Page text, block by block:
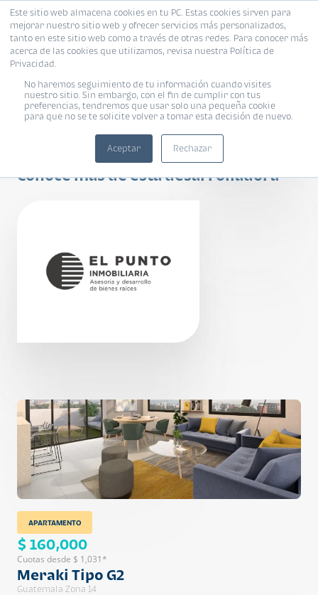
Este sitio web almacena cookies en tu PC. Estas cookies sirven para
mejorar nuestro sitio web y ofrecer servicios más personalizados,
tanto en este sitio web como a través de otras redes. Para conocer más
acerca de las cookies que utilizamos, revisa nuestra Política de
Privacidad.
No haremos seguimiento de tu información cuando visites
nuestro sitio. Sin embargo, con el fin de cumplir con tus
preferencias, tendremos que usar solo una pequeña cookie
para que no se te solicite volver a tomar esta decisión de nuevo.
Aceptar Rechazar
Conoce más de esta desarrolladora
APARTAMENTO
$ 160,000
Cuotas desde $ 1,031*
Meraki Tipo G2
Guatemala Zona 14